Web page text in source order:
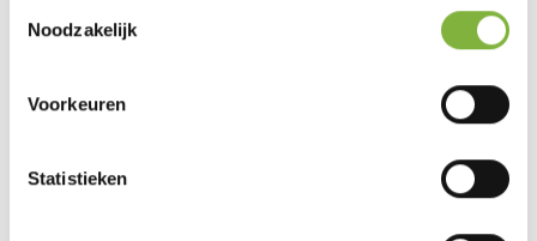
Noodzakelijk
Voorkeuren
Statistieken